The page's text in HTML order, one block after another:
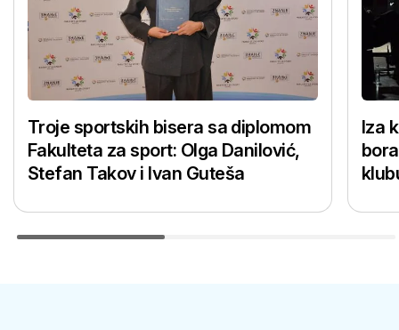
Troje sportskih bisera sa diplomom
Fakulteta za sport: Olga Danilović,
Stefan Takov i Ivan Guteša
Iza